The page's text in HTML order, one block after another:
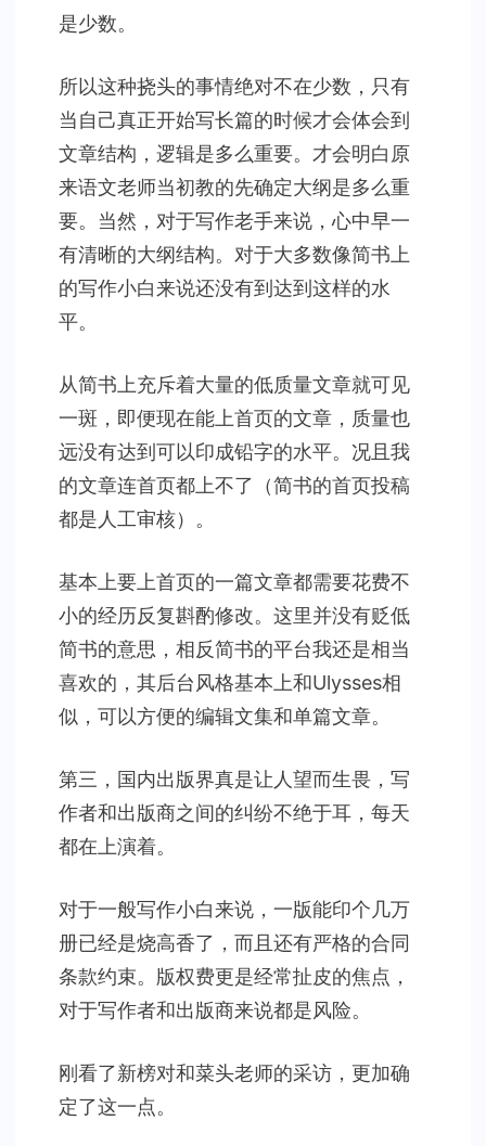
是少数。
所以这种挠头的事情绝对不在少数，只有
当自己真正开始写长篇的时候才会体会到
文章结构，逻辑是多么重要。才会明白原
来语文老师当初教的先确定大纲是多么重
要。当然，对于写作老手来说，心中早一
有清晰的大纲结构。对于大多数像简书上
的写作小白来说还没有到达到这样的水
平。
从简书上充斥着大量的低质量文章就可见
一斑，即便现在能上首页的文章，质量也
远没有达到可以印成铅字的水平。况且我
的文章连首页都上不了（简书的首页投稿
都是人工审核）。
基本上要上首页的一篇文章都需要花费不
小的经历反复斟酌修改。这里并没有贬低
简书的意思，相反简书的平台我还是相当
喜欢的，其后台风格基本上和Ulysses相
似，可以方便的编辑文集和单篇文章。
第三，国内出版界真是让人望而生畏，写
作者和出版商之间的纠纷不绝于耳，每天
都在上演着。
对于一般写作小白来说，一版能印个几万
册已经是烧高香了，而且还有严格的合同
条款约束。版权费更是经常扯皮的焦点，
对于写作者和出版商来说都是风险。
刚看了新榜对和菜头老师的采访，更加确
定了这一点。